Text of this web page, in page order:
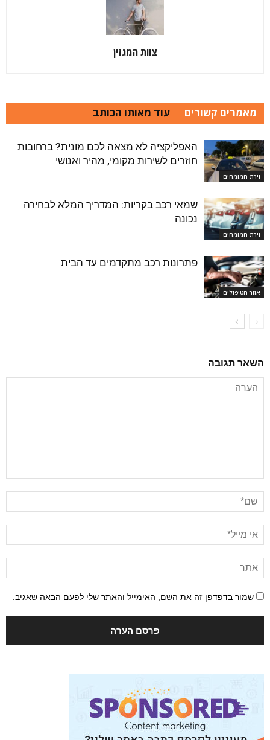
צוות המגזין
מאמרים קשורים עוד מאותו הכותב
זירת המומחים
האפליקציה לא מצאה לכם מונית? ברחובות
חוזרים לשירות מקומי, מהיר ואנושי
זירת המומחים
שמאי רכב בקריות: המדריך המלא לבחירה
נכונה
אזור הטיפולים
פתרונות רכב מתקדמים עד הבית
השאר תגובה
שמור בדפדפן זה את השם, האימייל והאתר שלי לפעם הבאה שאגיב.